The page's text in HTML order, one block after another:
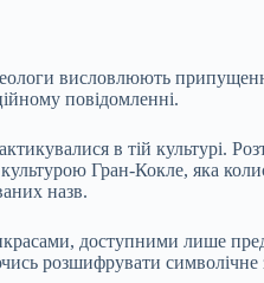
висловлюють
повідомленні.
в тій культурі.
Гран-Кокле, яка
назв.
доступними лише
розшифрувати символічне